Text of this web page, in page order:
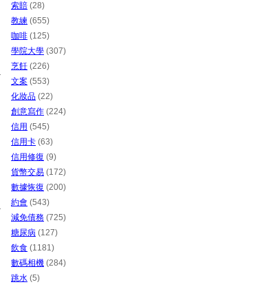
索賠 (28)
教練 (655)
咖啡 (125)
學院大學 (307)
烹飪 (226)
文案 (553)
化妝品 (22)
創意寫作 (224)
信用 (545)
信用卡 (63)
信用修復 (9)
貨幣交易 (172)
數據恢復 (200)
約會 (543)
減免債務 (725)
糖尿病 (127)
飲食 (1181)
數碼相機 (284)
跳水 (5)